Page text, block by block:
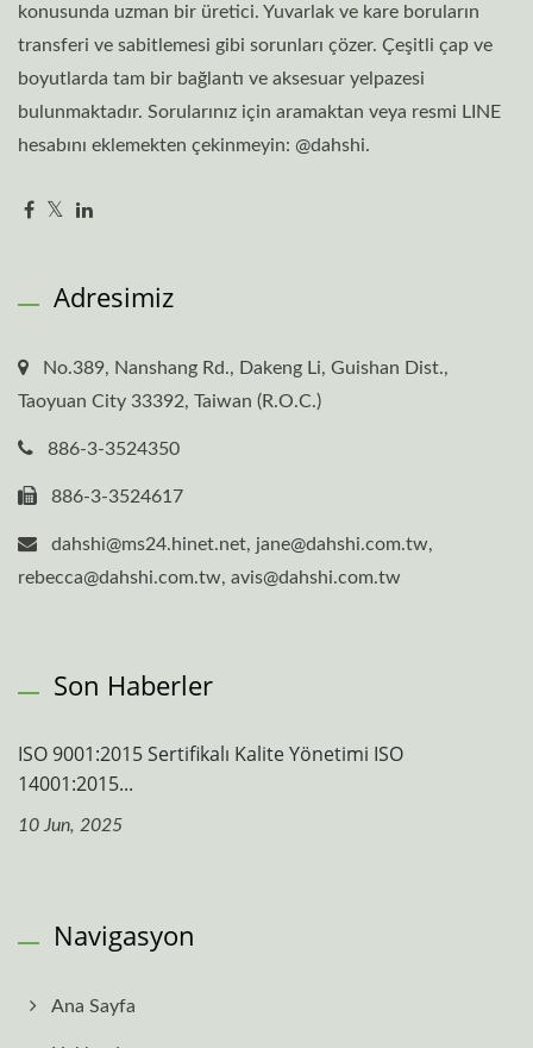
konusunda uzman bir üretici. Yuvarlak ve kare boruların
transferi ve sabitlemesi gibi sorunları çözer. Çeşitli çap ve
boyutlarda tam bir bağlantı ve aksesuar yelpazesi
bulunmaktadır. Sorularınız için aramaktan veya resmi LINE
hesabını eklemekten çekinmeyin: @dahshi.
Adresimiz
No.389, Nanshang Rd., Dakeng Li, Guishan Dist.,
Taoyuan City 33392, Taiwan (R.O.C.)
886-3-3524350
886-3-3524617
dahshi@ms24.hinet.net, jane@dahshi.com.tw,
rebecca@dahshi.com.tw, avis@dahshi.com.tw
Son Haberler
ISO 9001:2015 Sertifikalı Kalite Yönetimi ISO
14001:2015...
10 Jun, 2025
Navigasyon
Ana Sayfa